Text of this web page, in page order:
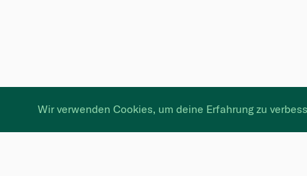
Wir verwenden Cookies, um deine Erfahrung zu